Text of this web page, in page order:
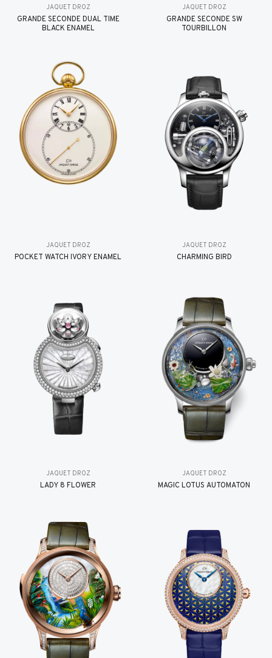
JAQUET DROZ
GRANDE SECONDE DUAL TIME
BLACK ENAMEL
JAQUET DROZ
GRANDE SECONDE SW
TOURBILLON
JAQUET DROZ
POCKET WATCH IVORY ENAMEL
JAQUET DROZ
CHARMING BIRD
JAQUET DROZ
LADY 8 FLOWER
JAQUET DROZ
MAGIC LOTUS AUTOMATON